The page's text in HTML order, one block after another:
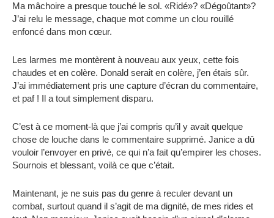
Ma mâchoire a presque touché le sol. «Ridé»? «Dégoûtant»?
J’ai relu le message, chaque mot comme un clou rouillé
enfoncé dans mon cœur.
Les larmes me montèrent à nouveau aux yeux, cette fois
chaudes et en colère. Donald serait en colère, j’en étais sûr.
J’ai immédiatement pris une capture d’écran du commentaire,
et paf ! Il a tout simplement disparu.
C’est à ce moment-là que j’ai compris qu’il y avait quelque
chose de louche dans le commentaire supprimé. Janice a dû
vouloir l’envoyer en privé, ce qui n’a fait qu’empirer les choses.
Sournois et blessant, voilà ce que c’était.
Maintenant, je ne suis pas du genre à reculer devant un
combat, surtout quand il s’agit de ma dignité, de mes rides et